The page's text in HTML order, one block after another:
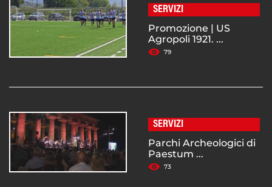
SERVIZI
Promozione | US
Agropoli 1921. ...
79
SERVIZI
Parchi Archeologici di
Paestum ...
73